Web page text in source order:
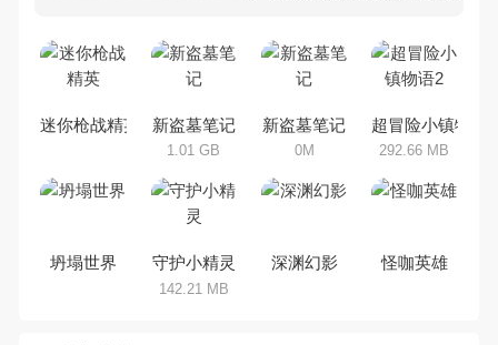
险手机游戏有哪些呢？游戏今天，
乐途下载站小编芒果味的怪咖给大
集，欢迎大家前来选择下载体验
迷你枪战精英 新盗墓笔记
1.01 GB
新盗墓笔记
0M
超冒险小镇物语2
292.66 MB
坍塌世界 守护小精灵
142.21 MB
深渊幻影 怪咖英雄